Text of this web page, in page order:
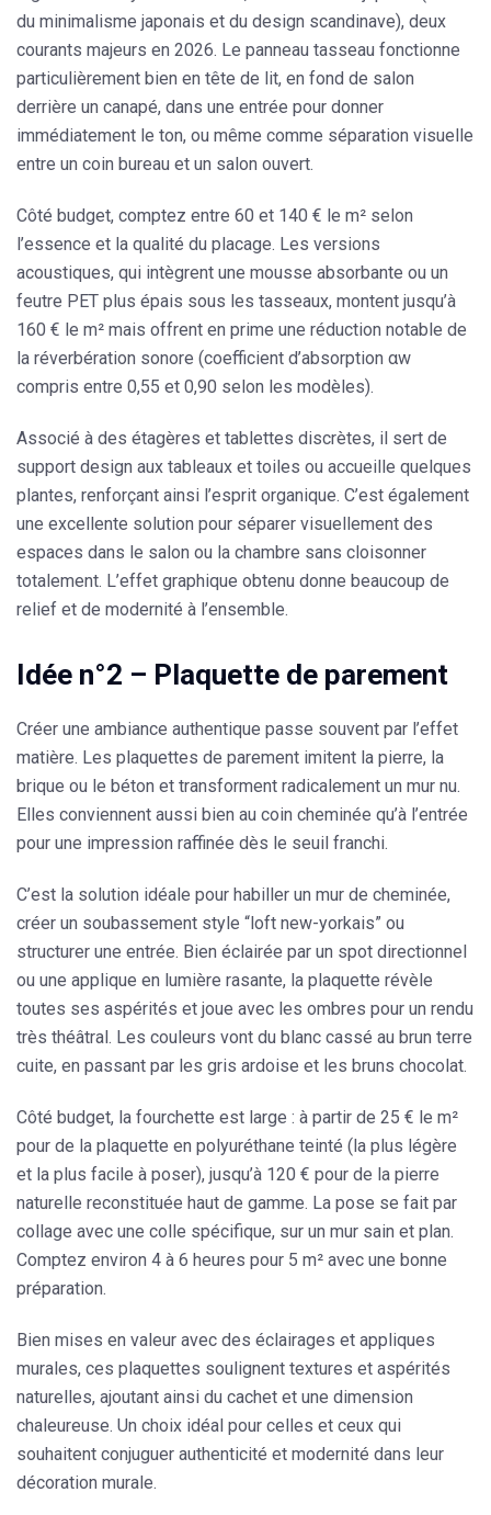
du minimalisme japonais et du design scandinave), deux
courants majeurs en 2026. Le panneau tasseau fonctionne
particulièrement bien en tête de lit, en fond de salon
derrière un canapé, dans une entrée pour donner
immédiatement le ton, ou même comme séparation visuelle
entre un coin bureau et un salon ouvert.
Côté budget, comptez entre 60 et 140 € le m² selon
l’essence et la qualité du placage. Les versions
acoustiques, qui intègrent une mousse absorbante ou un
feutre PET plus épais sous les tasseaux, montent jusqu’à
160 € le m² mais offrent en prime une réduction notable de
la réverbération sonore (coefficient d’absorption αw
compris entre 0,55 et 0,90 selon les modèles).
Associé à des étagères et tablettes discrètes, il sert de
support design aux tableaux et toiles ou accueille quelques
plantes, renforçant ainsi l’esprit organique. C’est également
une excellente solution pour séparer visuellement des
espaces dans le salon ou la chambre sans cloisonner
totalement. L’effet graphique obtenu donne beaucoup de
relief et de modernité à l’ensemble.
Idée n°2 – Plaquette de parement
Créer une ambiance authentique passe souvent par l’effet
matière. Les plaquettes de parement imitent la pierre, la
brique ou le béton et transforment radicalement un mur nu.
Elles conviennent aussi bien au coin cheminée qu’à l’entrée
pour une impression raffinée dès le seuil franchi.
C’est la solution idéale pour habiller un mur de cheminée,
créer un soubassement style “loft new-yorkais” ou
structurer une entrée. Bien éclairée par un spot directionnel
ou une applique en lumière rasante, la plaquette révèle
toutes ses aspérités et joue avec les ombres pour un rendu
très théâtral. Les couleurs vont du blanc cassé au brun terre
cuite, en passant par les gris ardoise et les bruns chocolat.
Côté budget, la fourchette est large : à partir de 25 € le m²
pour de la plaquette en polyuréthane teinté (la plus légère
et la plus facile à poser), jusqu’à 120 € pour de la pierre
naturelle reconstituée haut de gamme. La pose se fait par
collage avec une colle spécifique, sur un mur sain et plan.
Comptez environ 4 à 6 heures pour 5 m² avec une bonne
préparation.
Bien mises en valeur avec des éclairages et appliques
murales, ces plaquettes soulignent textures et aspérités
naturelles, ajoutant ainsi du cachet et une dimension
chaleureuse. Un choix idéal pour celles et ceux qui
souhaitent conjuguer authenticité et modernité dans leur
décoration murale.